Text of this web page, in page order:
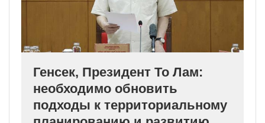
Генсек, Президент То Лам:
необходимо обновить
подходы к территориальному